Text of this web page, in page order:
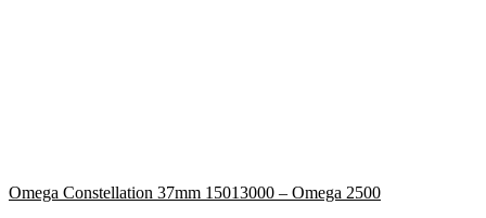
Omega Constellation 37mm 15013000 – Omega 2500